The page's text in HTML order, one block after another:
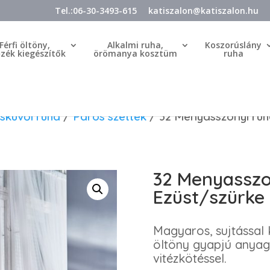
Tel.:06-30-3493-615 katiszalon@katiszalon.hu
Férfi öltöny,
kiegészítők
Alkalmi ruha,
örömanya kosztüm
Koszorúslány
ruha
ruha/Páros szettek/ 32 Menyasszonyi
32
Ezüst/
Magyaros, sujtással
öltöny gyapjú
vitézkötéssel.